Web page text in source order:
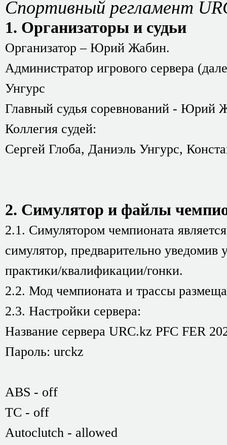
Спортивный регламент
1. Организаторы и судьи
Организатор – Юрий Жабин.
Администратор игрового сервера
Унгурс
Главный судья соревнований - Юрий
Коллегия судей:
Сергей Глоба, Даниэль Унгурс,
2. Симулятор и файлы
2.1. Симулятором чемпионата
симулятор, предварительно уведомив
практики/квалификации/гонки.
2.2. Мод чемпионата и трассы
2.3. Настройки сервера:
Название сервера URC.kz PFС FER
Пароль: urckz
ABS - off
TC - off
Аutoclutch - allowed